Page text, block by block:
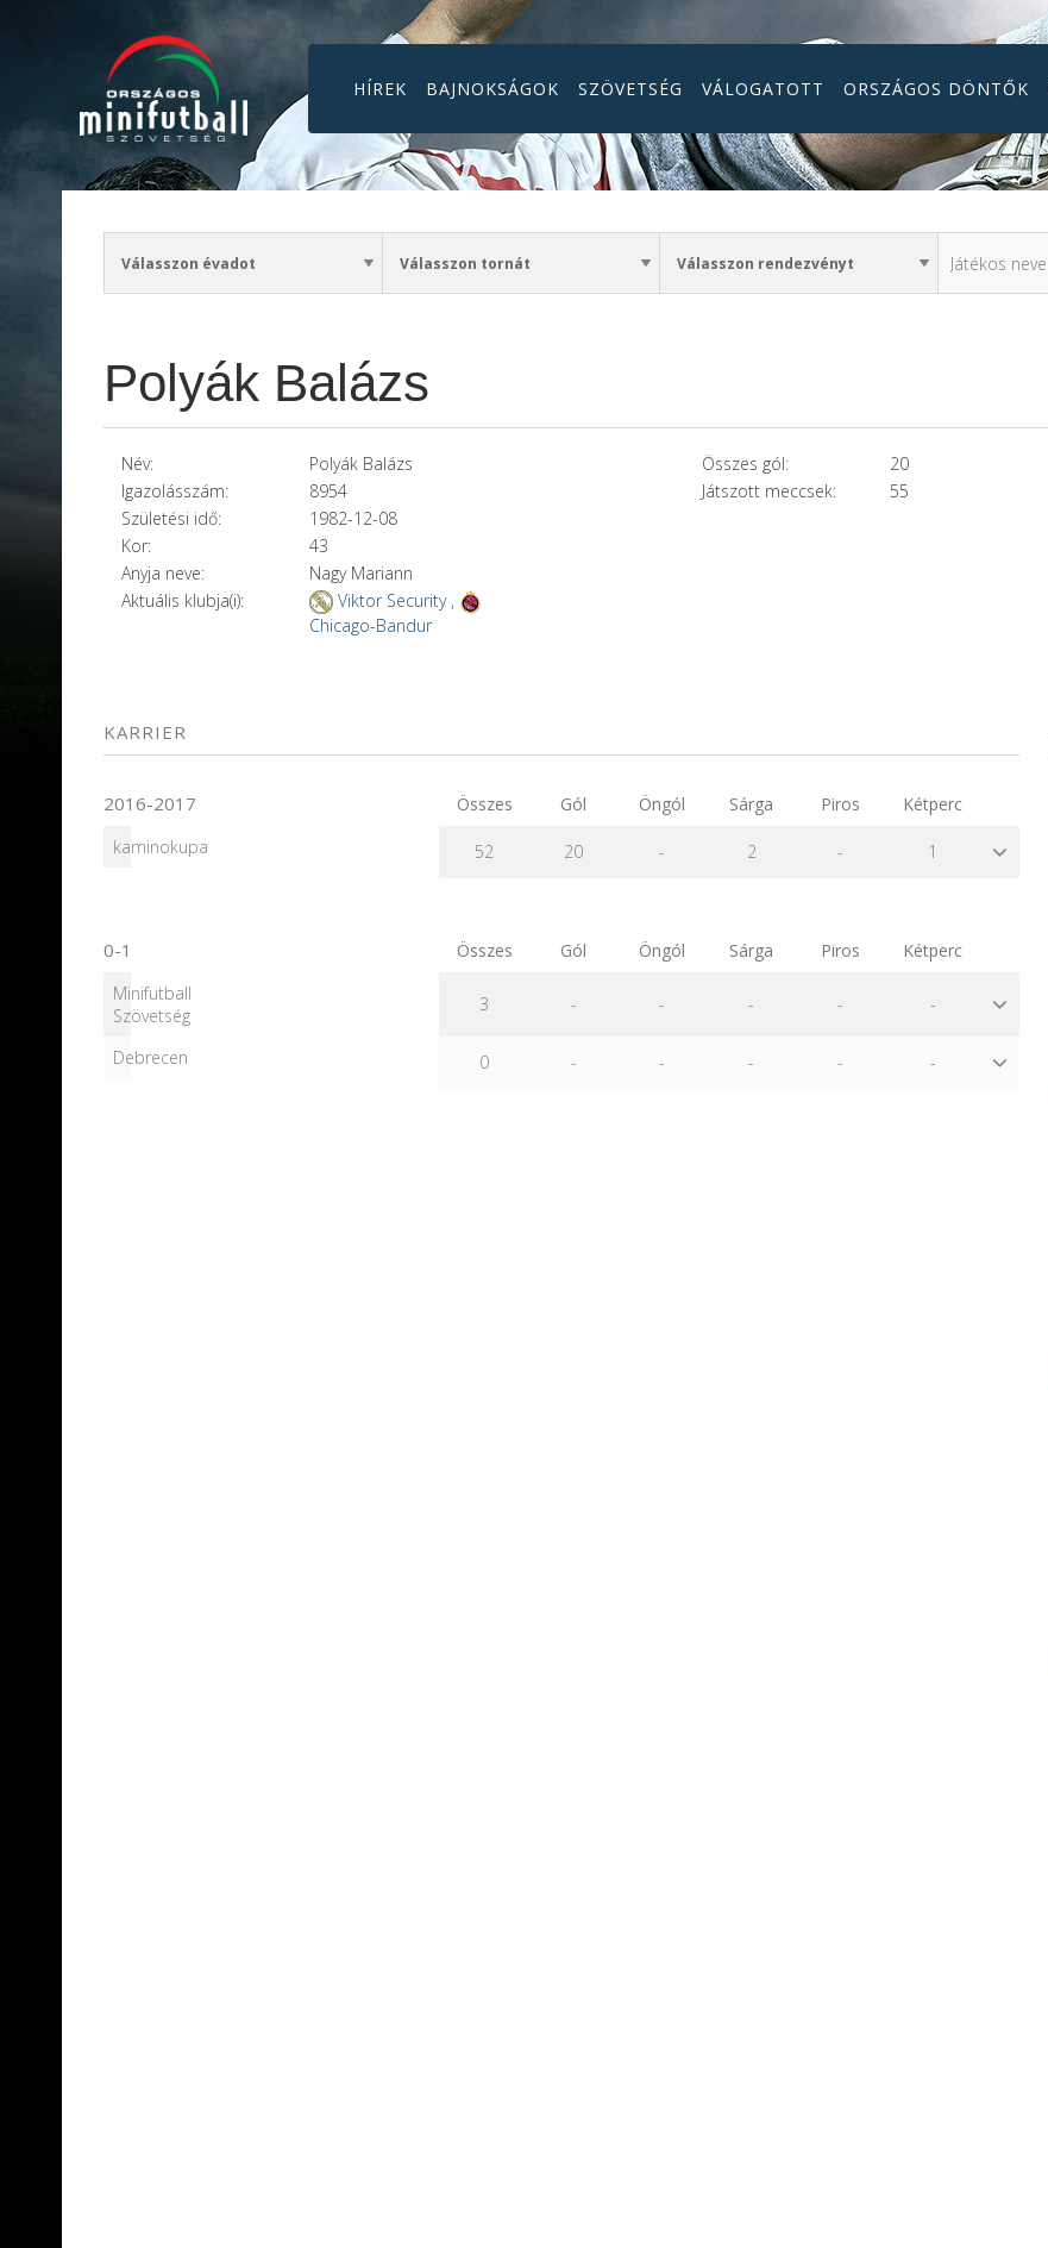
HÍREK BAJNOKSÁGOK SZÖVETSÉG VÁLOGATOTT ORSZÁGOS DÖNTŐK
Polyák Balázs
Név:
Polyák Balázs
Igazolásszám:
8954
Születési idő:
1982-12-08
Kor:
43
Anyja neve:
Nagy Mariann
Aktuális klubja(i):
Viktor Security,
Chicago-Bandur
Összes gól:
20
Játszott meccsek:
55
KARRIER
2016-2017 Összes Gól Öngól Sárga Piros
Kétperc
kaminokupa
52 20 - 2 - 1
0-1 Összes Gól Öngól Sárga Piros
Kétperc
Minifutball
Szövetség
3 - - - - -
Debrecen 0 - - - - -